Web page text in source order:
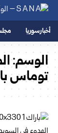
أخبار سوريا
الوسم:
توماس